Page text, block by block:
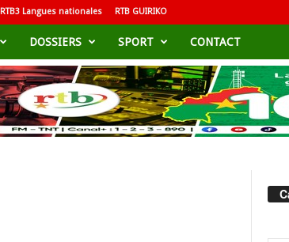
RTB3 Langues nationales RTB GUIRIKO
DOSSIERS SPORT CONTACT